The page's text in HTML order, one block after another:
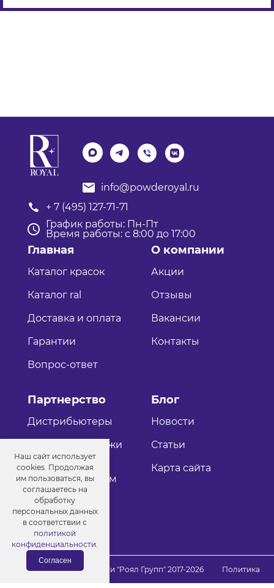
info@powderoyal.ru
+ 7 (495) 127-71-71
График работы: Пн-Пт
Время работы: с 8:00 до 17:00
Главная
Каталог красок
Каталог ral
Доставка и оплата
Гарантии
Вопрос-ответ
О компании
Акции
Отзывы
Вакансии
Контакты
Партнерство
Дистрибьютеры
Оптовые продажи
Как стать
дистрибьютером
Блог
Новости
Статьи
Карта сайта
© Порошковые краски "Роял Групп" 2017-2026
Политика
конфиденциальности
Наш сайт использует
cookies. Продолжая
им пользоваться, вы
соглашаетесь на
обработку
персональных данных
в соответствии с
политикой
конфиденциальности.
Согласен